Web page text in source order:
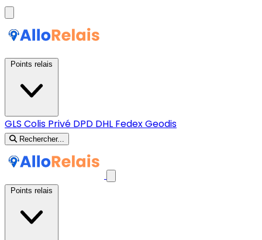
GLS Colis Privé DPD DHL FedexGeodis
Rechercher...